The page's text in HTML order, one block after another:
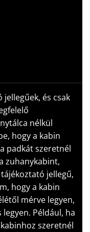
és csak
nélkül
hogy a kabin
padkát szeretnél
zuhanykabint,
jellegű,
hogy a kabin
mérve legyen,
Például, ha
szeretnél